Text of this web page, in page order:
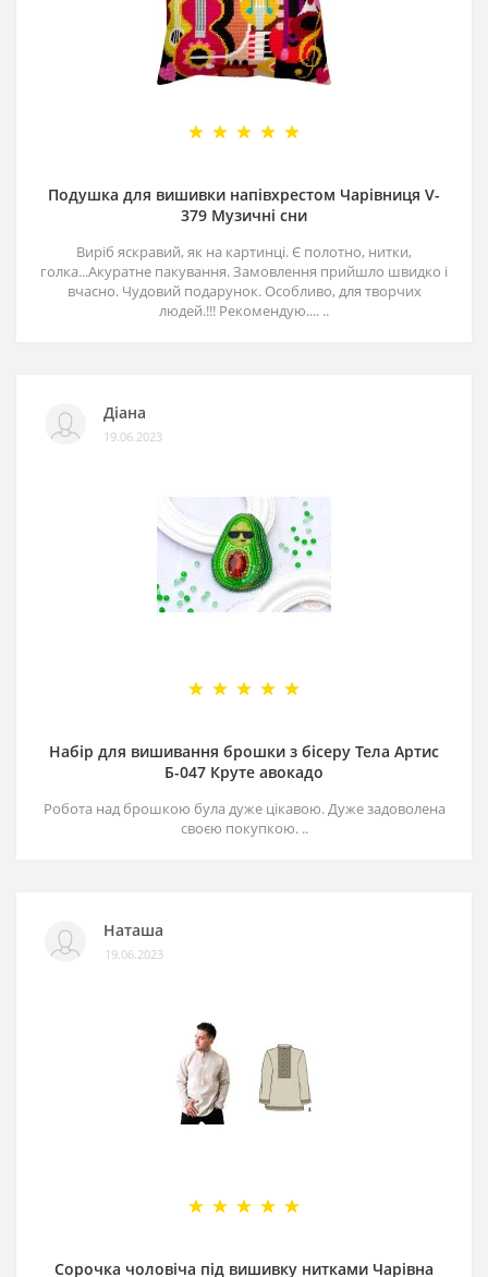
Подушка для вишивки напівхрестом Чарівниця V-
379 Музичні сни
Виріб яскравий, як на картинці. Є полотно, нитки,
голка...Акуратне пакування. Замовлення прийшло швидко і
вчасно. Чудовий подарунок. Особливо, для творчих
людей.!!! Рекомендую.... ..
Діана
19.06.2023
Набір для вишивання брошки з бісеру Тела Артис
Б-047 Круте авокадо
Робота над брошкою була дуже цікавою. Дуже задоволена
своєю покупкою. ..
Наташа
19.06.2023
Сорочка чоловіча під вишивку нитками Чарівна